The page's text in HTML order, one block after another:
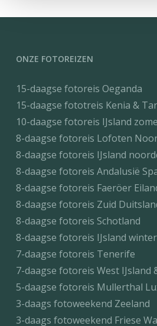
ONZE FOTOREIZEN
15-daagse fotoreis Oeganda
15-daagse fototreis Kenia &
10-daagse fotoreis IJsland
8-daagse fotoreis Lofoten
8-daagse fotoreis IJsland
8-daagse fotoreis Andalusië
8-daagse fotoreis Faeröer
8-daagse fotoreis Zuid
8-daagse fotoreis Schotland
8-daagse fotoreis IJsland
7-daagse fotoreis Tenerife
7-daagse fotoreis West IJsland
5-daagse fotoreis Mullerthal
3-daags fotoweekend Zeeland
3-daags fotoweekend Friese